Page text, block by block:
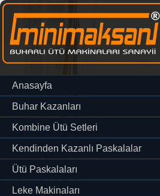
Anasayfa
Buhar Kazanları
Kombine Ütü Setleri
Kendinden Kazanlı Paskalalar
Ütü Paskalaları
Leke Makinaları